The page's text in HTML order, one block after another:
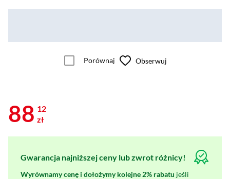
Porównaj Obserwuj
88 12
zł
Gwarancja najniższej ceny lub zwrot różnicy!
Wyrównamy cenę i dołożymy kolejne 2% rabatu jeśli